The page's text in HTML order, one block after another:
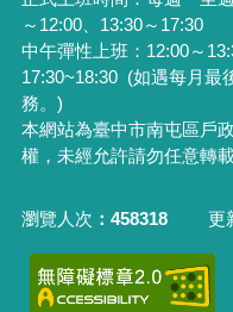
～12:00、13:30～17:30
中午彈性上班：12:00～
17:30~18:30 (如遇每月最
務。)
本網站為臺中市南屯區戶
權，未經允許請勿任意轉
瀏覽人次 458318 更